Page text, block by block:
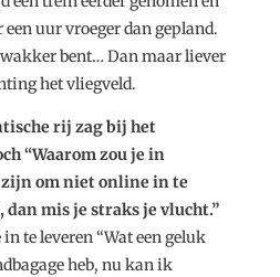
uur vroeger dan gepland.
bent… Dan maar liever
het vliegveld.
rij zag bij het
“Waarom zou je in
om niet online in te
dan mis je straks je vlucht.”
te leveren “Wat een geluk
heb, nu kan ik